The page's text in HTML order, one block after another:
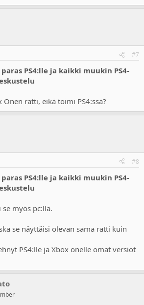
#7
PS4:lle ja kaikki muukin PS4-
Onen ratti, eikä toimi PS4:ssä?
#8
PS4:lle ja kaikki muukin PS4-
se myös pc:llä.
se näyttäisi olevan sama ratti kuin
PS4:lle ja Xbox onelle omat versiot